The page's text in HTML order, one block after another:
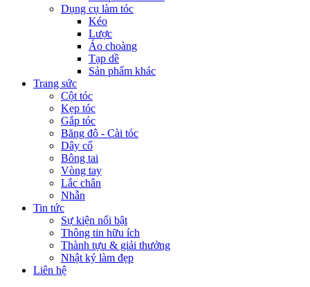
Dụng cụ làm tóc
Kéo
Lược
Áo choàng
Tạp dề
Sản phẩm khác
Trang sức
Cột tóc
Kẹp tóc
Gắp tóc
Băng đô - Cài tóc
Dây cổ
Bông tai
Vòng tay
Lắc chân
Nhẫn
Tin tức
Sự kiện nổi bật
Thông tin hữu ích
Thành tựu & giải thưởng
Nhật ký làm đẹp
Liên hệ